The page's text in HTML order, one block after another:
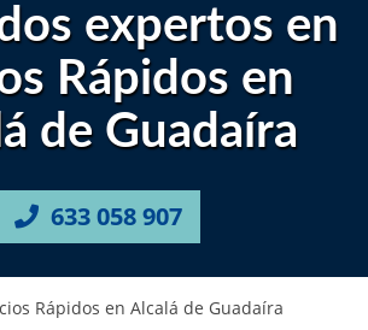
expertos en
Rápidos en
de Guadaíra
633 058 907
Rápidos en Alcalá de Guadaíra